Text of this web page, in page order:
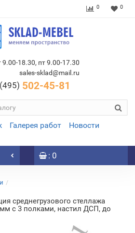
0 0
9.00-18.30, пт 9.00-17.30
sales-sklad@mail.ru
502-45-81
Галерея работ
Новости
: 0
среднегрузового стеллажа
с 3 полками, настил ДСП, до